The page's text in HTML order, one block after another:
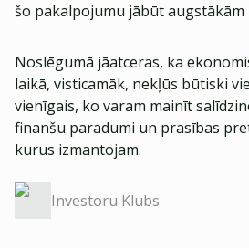
šo pakalpojumu jābūt augstākām
Noslēgumā jāatceras, ka
laikā, visticamāk, nekļūs būtiski
vienīgais, ko varam mainīt
finanšu paradumi un prasības
kurus izmantojam.
Investoru Klubs